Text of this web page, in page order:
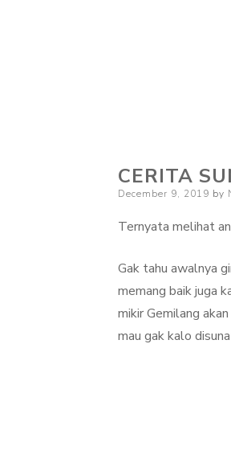
CERITA
Posted
December 9, 2019 by
Ternyata melihat
Gak tahu awalnya
memang baik juga
mikir Gemilang
mau gak kalo